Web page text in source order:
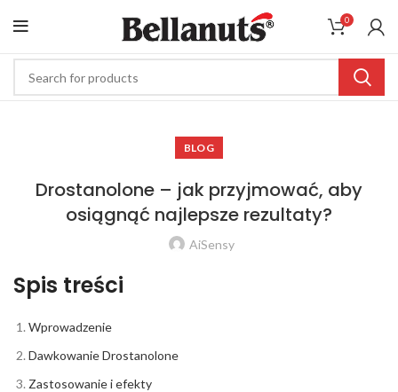
0
BLOG
Drostanolone – jak przyjmować, aby
osiągnąć najlepsze rezultaty?
AiSensy
Spis treści
Wprowadzenie
Dawkowanie Drostanolone
Zastosowanie i efekty